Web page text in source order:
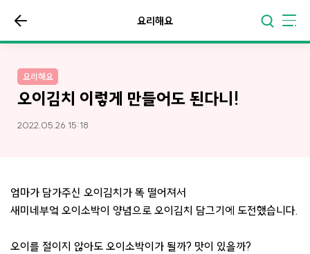
요리해요
요리해요
오이김치 이렇게 만들어도 된다니!
2022.05.26 15:18
엄마가 담가주신 오이김치가 똑 떨어져서
새미네부엌 오이소박이 양념으로 오이김치 담그기에 도전했습니다.
오이를 절이지 않아도 오이소박이가 될까? 맛이 있을까?